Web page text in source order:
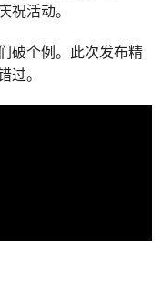
活动。
破个例。此次发布精
。